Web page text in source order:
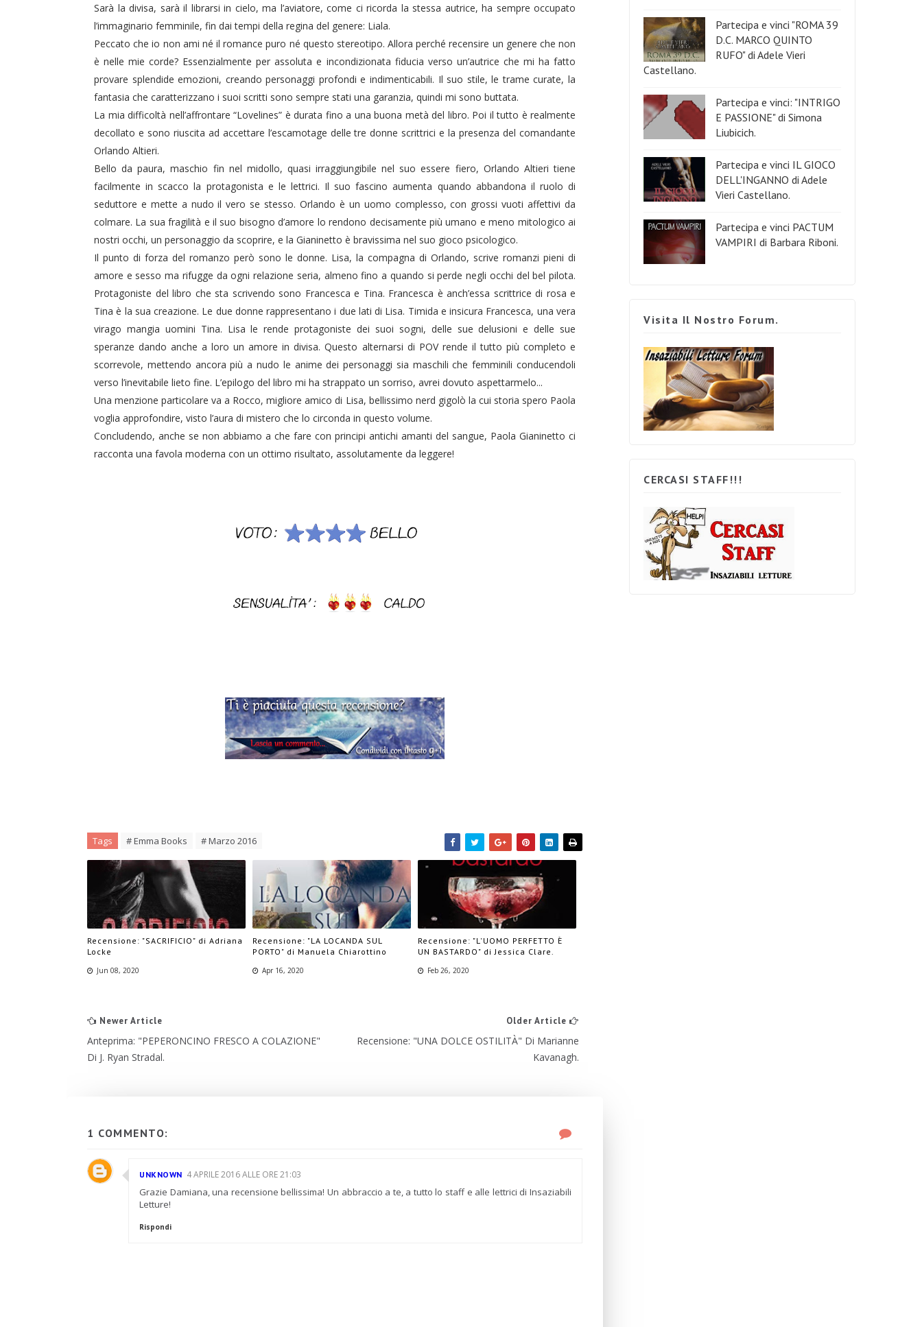
Sarà la divisa, sarà il librarsi in cielo, ma l’aviatore, come ci ricorda la stessa autrice, ha sempre occupato
l’immaginario femminile, fin dai tempi della regina del genere: Liala.
Peccato che io non ami né il romance puro né questo stereotipo. Allora perché recensire un genere che non
è nelle mie corde? Essenzialmente per assoluta e incondizionata fiducia verso un’autrice che mi ha fatto
provare splendide emozioni, creando personaggi profondi e indimenticabili. Il suo stile, le trame curate, la
fantasia che caratterizzano i suoi scritti sono sempre stati una garanzia, quindi mi sono buttata.
La mia difficoltà nell’affrontare “Lovelines” è durata fino a una buona metà del libro. Poi il tutto è realmente
decollato e sono riuscita ad accettare l’escamotage delle tre donne scrittrici e la presenza del comandante
Orlando Altieri.
Bello da paura, maschio fin nel midollo, quasi irraggiungibile nel suo essere fiero, Orlando Altieri tiene
facilmente in scacco la protagonista e le lettrici. Il suo fascino aumenta quando abbandona il ruolo di
seduttore e mette a nudo il vero se stesso. Orlando è un uomo complesso, con grossi vuoti affettivi da
colmare. La sua fragilità e il suo bisogno d’amore lo rendono decisamente più umano e meno mitologico ai
nostri occhi, un personaggio da scoprire, e la Gianinetto è bravissima nel suo gioco psicologico.
Il punto di forza del romanzo però sono le donne. Lisa, la compagna di Orlando, scrive romanzi pieni di
amore e sesso ma rifugge da ogni relazione seria, almeno fino a quando si perde negli occhi del bel pilota.
Protagoniste del libro che sta scrivendo sono Francesca e Tina. Francesca è anch’essa scrittrice di rosa e
Tina è la sua creazione. Le due donne rappresentano i due lati di Lisa. Timida e insicura Francesca, una vera
virago mangia uomini Tina. Lisa le rende protagoniste dei suoi sogni, delle sue delusioni e delle sue
speranze dando anche a loro un amore in divisa. Questo alternarsi di POV rende il tutto più completo e
scorrevole, mettendo ancora più a nudo le anime dei personaggi sia maschili che femminili conducendoli
verso l’inevitabile lieto fine. L’epilogo del libro mi ha strappato un sorriso, avrei dovuto aspettarmelo...
Una menzione particolare va a Rocco, migliore amico di Lisa, bellissimo nerd gigolò la cui storia spero Paola
voglia approfondire, visto l’aura di mistero che lo circonda in questo volume.
Concludendo, anche se non abbiamo a che fare con principi antichi amanti del sangue, Paola Gianinetto ci
racconta una favola moderna con un ottimo risultato, assolutamente da leggere!
Tags # Emma Books # Marzo 2016
Recensione: "SACRIFICIO" di Adriana
Locke
Jun 08, 2020
Recensione: "LA LOCANDA SUL
PORTO" di Manuela Chiarottino
Apr 16, 2020
Recensione: "L'UOMO PERFETTO È
UN BASTARDO" di Jessica Clare.
Feb 26, 2020
Newer Article
Anteprima: "PEPERONCINO FRESCO A COLAZIONE"
Di J. Ryan Stradal.
Older Article
Recensione: "UNA DOLCE OSTILITÀ" Di Marianne
Kavanagh.
1 COMMENTO:
UNKNOWN 4 APRILE 2016 ALLE ORE 21:03
Grazie Damiana, una recensione bellissima! Un abbraccio a te, a tutto lo staff e alle lettrici di Insaziabili
Letture!
Rispondi
Partecipa e vinci "ROMA 39
D.C. MARCO QUINTO
RUFO" di Adele Vieri
Castellano.
Partecipa e vinci: "INTRIGO
E PASSIONE" di Simona
Liubicich.
Partecipa e vinci IL GIOCO
DELL'INGANNO di Adele
Vieri Castellano.
Partecipa e vinci PACTUM
VAMPIRI di Barbara Riboni.
Visita Il Nostro Forum.
CERCASI STAFF!!!